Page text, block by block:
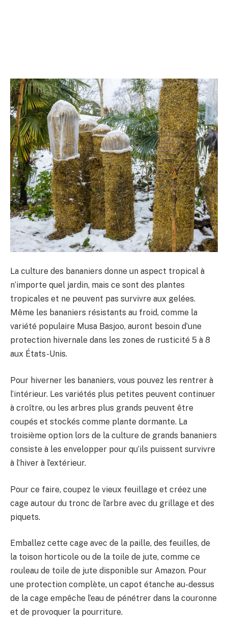
La culture des bananiers donne un aspect tropical à
n’importe quel jardin, mais ce sont des plantes
tropicales et ne peuvent pas survivre aux gelées.
Même les bananiers résistants au froid, comme la
variété populaire Musa Basjoo, auront besoin d’une
protection hivernale dans les zones de rusticité 5 à 8
aux États-Unis.
Pour hiverner les bananiers, vous pouvez les rentrer à
l’intérieur. Les variétés plus petites peuvent continuer
à croître, ou les arbres plus grands peuvent être
coupés et stockés comme plante dormante. La
troisième option lors de la culture de grands bananiers
consiste à les envelopper pour qu’ils puissent survivre
à l’hiver à l’extérieur.
Pour ce faire, coupez le vieux feuillage et créez une
cage autour du tronc de l’arbre avec du grillage et des
piquets.
Emballez cette cage avec de la paille, des feuilles, de
la toison horticole ou de la toile de jute, comme ce
rouleau de toile de jute disponible sur Amazon. Pour
une protection complète, un capot étanche au-dessus
de la cage empêche l’eau de pénétrer dans la couronne
et de provoquer la pourriture.